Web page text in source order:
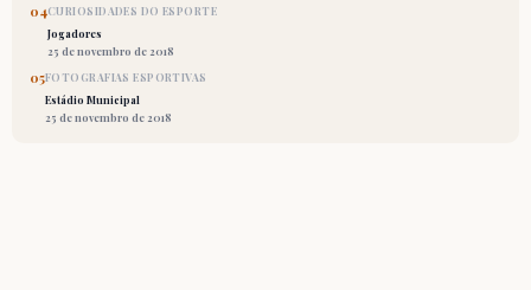
04CURIOSIDADES DO ESPORTE
Jogadores
25 de novembro de 2018
05FOTOGRAFIAS ESPORTIVAS
Estádio Municipal
25 de novembro de 2018